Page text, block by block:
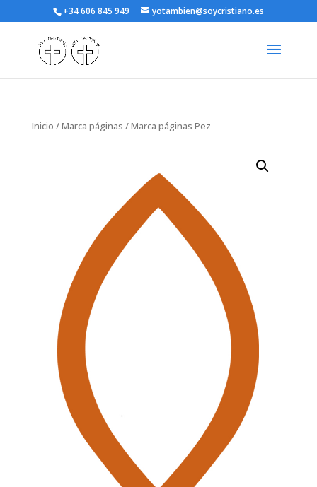
+34 606 845 949 yotambien@soycristiano.es
Inicio /Marca páginas / Marca páginas Pez